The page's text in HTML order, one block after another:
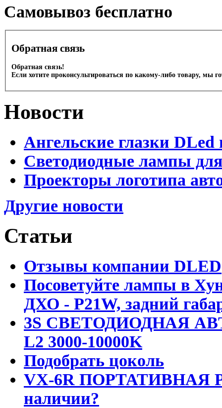
Cамовывоз бесплатно
Обратная связь
Обратная связь!
Если хотите проконсультироваться по какому-либо товару, мы
Новости
Ангельские глазки DLed
Светодиодные лампы
Проекторы логотипа
Другие новости
Статьи
Отзывы компании DLED
Посоветуйте лампы в
ДХО - P21W, задний
3S СВЕТОДИОДНАЯ
L2 3000-10000K
Подобрать цоколь
VX-6R ПОРТАТИВНАЯ
наличии?